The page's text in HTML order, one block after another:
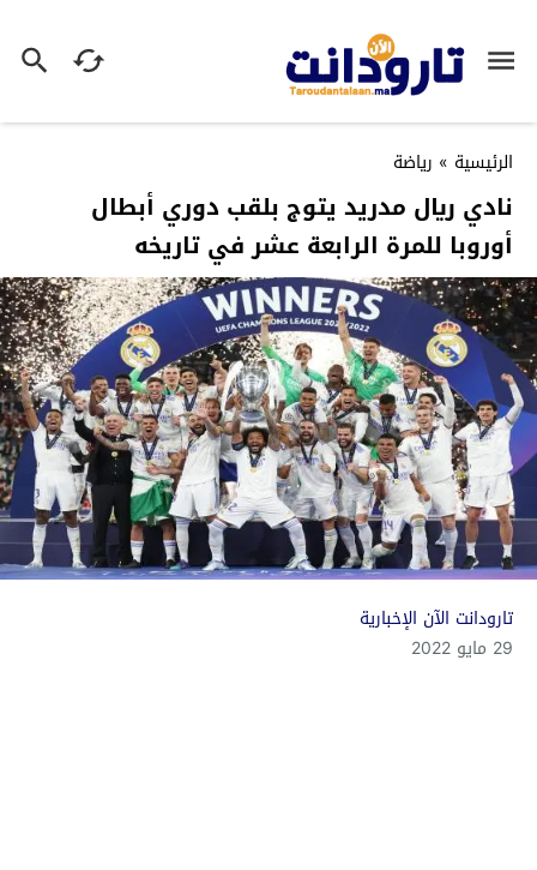
الرئيسية » رياضة
نادي ريال مدريد يتوج بلقب دوري أبطال
أوروبا للمرة الرابعة عشر في تاريخه
تارودانت الآن الإخبارية
29 مايو 2022